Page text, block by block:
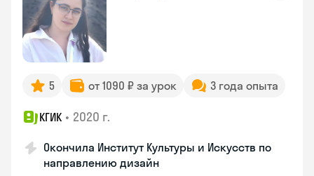
5 от 1090 ₽ за урок 3 года опыта
КГИК • 2020 г.
Окончила Институт Культуры и Искусств по
направлению дизайн